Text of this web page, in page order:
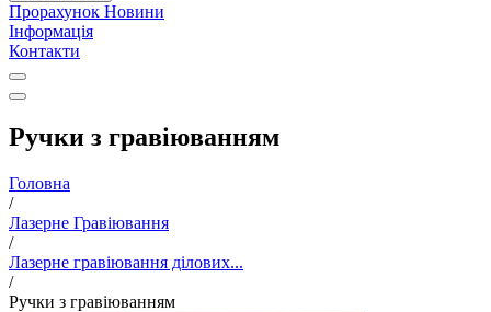
Прорахунок Новини
Інформація
Контакти
Ручки з гравіюванням
Головна
/
Лазерне Гравіювання
/
Лазерне гравіювання ділових...
/
Ручки з гравіюванням